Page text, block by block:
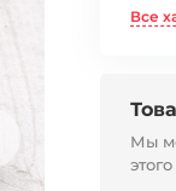
Все
Мы